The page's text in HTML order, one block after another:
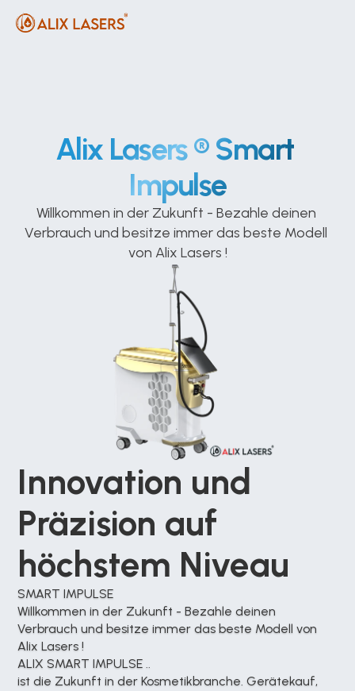
Alix Lasers ® Smart
Impulse
Willkommen in der Zukunft - Bezahle deinen
Verbrauch und besitze immer das beste Modell
von Alix Lasers !
Innovation und
Präzision auf
höchstem Niveau
SMART IMPULSE
Willkommen in der Zukunft - Bezahle deinen
Verbrauch und besitze immer das beste Modell von
Alix Lasers !
ALIX SMART IMPULSE ..
ist die Zukunft in der Kosmetikbranche. Gerätekauf,